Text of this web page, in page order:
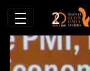
Lavoro merce